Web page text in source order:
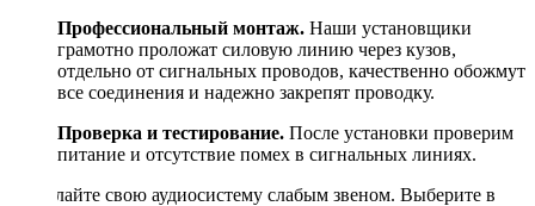
Профессиональный монтаж. Наши установщики
грамотно проложат силовую линию через кузов,
отдельно от сигнальных проводов, качественно обожмут
все соединения и надежно закрепят проводку.
Проверка и тестирование. После установки проверим
питание и отсутствие помех в сигнальных линиях.
Не делайте свою аудиосистему слабым звеном. Выберите в